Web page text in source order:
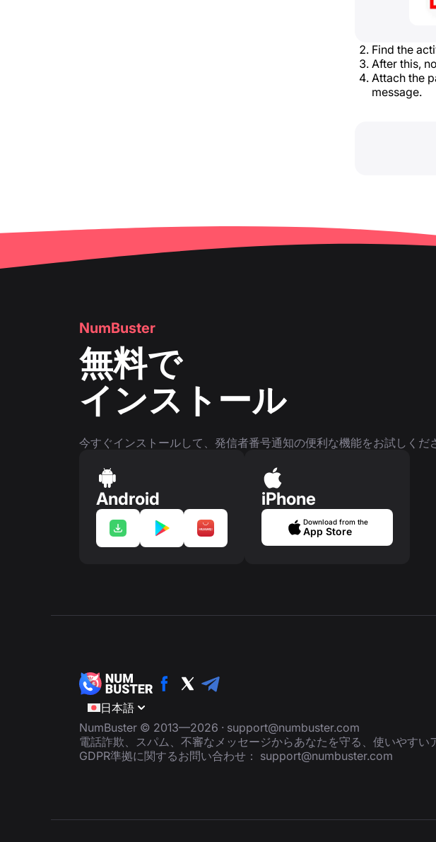
Find the
After this,
Attach the
message.
NumBuster
無料で
インストール
今すぐインストールして、発信者番号通知の便利な機能をお試しくだ
Android iPhone
Download from the
App Store
日本語
NumBuster © 2013—2026 · support@numbuster.com
電話詐欺、スパム、不審なメッセージからあなたを守る、使いやすい
GDPR準拠に関するお問い合わせ： support@numbuster.com